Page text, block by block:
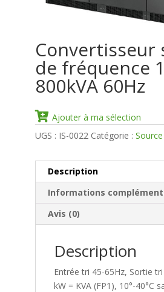
Convertisseur
de fréquence
800kVA 60Hz
Ajouter à ma sélection
UGS : IS-0022 Catégorie : Source
Description
Informations
Avis (0)
Description
Entrée tri 45-65Hz, Sortie
kW = KVA (FP1), 10°-40°C